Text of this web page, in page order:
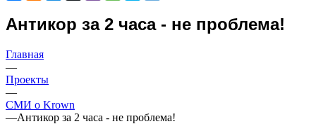
Антикор за 2 часа - не проблема!
Главная
—
Проекты
—
СМИ о Krown
—Антикор за 2 часа - не проблема!